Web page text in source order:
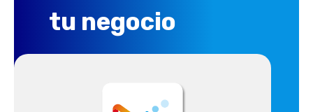
tu negocio